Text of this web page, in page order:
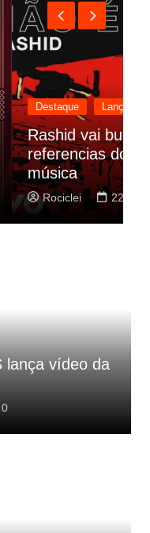
as
nova
lança vídeo da
0